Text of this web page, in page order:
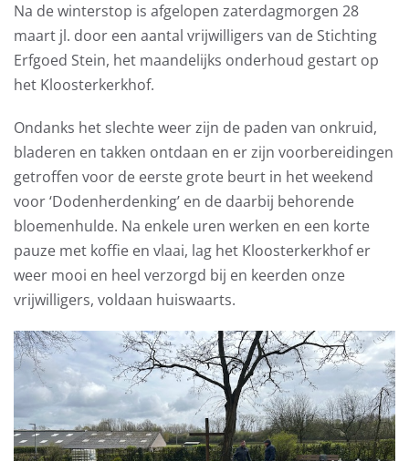
Na de winterstop is afgelopen zaterdagmorgen 28
maart jl. door een aantal vrijwilligers van de Stichting
Erfgoed Stein, het maandelijks onderhoud gestart op
het Kloosterkerkhof.
Ondanks het slechte weer zijn de paden van onkruid,
bladeren en takken ontdaan en er zijn voorbereidingen
getroffen voor de eerste grote beurt in het weekend
voor ‘Dodenherdenking’ en de daarbij behorende
bloemenhulde. Na enkele uren werken en een korte
pauze met koffie en vlaai, lag het Kloosterkerkhof er
weer mooi en heel verzorgd bij en keerden onze
vrijwilligers, voldaan huiswaarts.